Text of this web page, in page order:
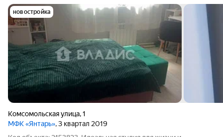
новостройка
Комсомольская улица,1
МФК «Янтарь», 3 квартал 2019